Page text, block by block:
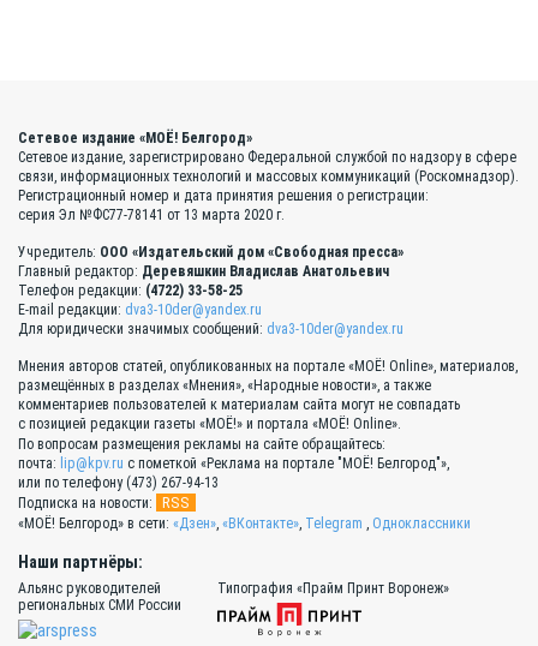
Сетевое издание «МОЁ! Белгород»
Сетевое издание, зарегистрировано Федеральной службой по надзору в сфере
связи, информационных технологий и массовых коммуникаций (Роскомнадзор).
Регистрационный номер и дата принятия решения о регистрации:
серия Эл №ФС77-78141 от 13 марта 2020 г.
Учредитель: ООО «Издательский дом «Свободная пресса»
Главный редактор: Деревяшкин Владислав Анатольевич
Телефон редакции: (4722) 33-58-25
E-mail редакции: dva3-10der@yandex.ru
Для юридически значимых сообщений: dva3-10der@yandex.ru
Мнения авторов статей, опубликованных на портале «МОЁ! Online», материалов,
размещённых в разделах «Мнения», «Народные новости», а также
комментариев пользователей к материалам сайта могут не совпадать
с позицией редакции газеты «МОЁ!» и портала «МОЁ! Online».
По вопросам размещения рекламы на сайте обращайтесь:
почта: lip@kpv.ru с пометкой «Реклама на портале "МОЁ! Белгород"»,
или по телефону (473) 267-94-13
Подписка на новости:
RSS
«МОЁ! Белгород» в сети: «Дзен» «ВКонтакте» Telegram Одноклассники
Наши партнёры:
Альянс руководителей
региональных СМИ России
Типография «Прайм Принт Воронеж»